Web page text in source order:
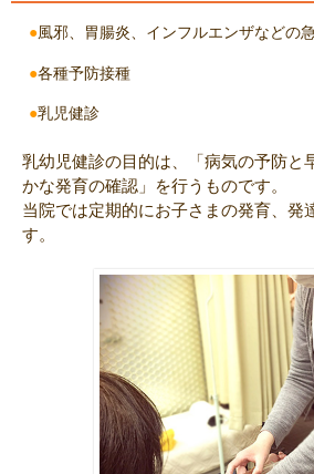
風邪、胃腸炎、インフルエンザなどの
各種予防接種
乳児健診
乳幼児健診の目的は、「病気の予防と
かな発育の確認」を行うものです。
当院では定期的にお子さまの発育、発
す。